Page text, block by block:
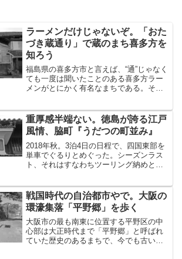
ラーメンだけじゃないぞ。「おた
づき蔵通り」で蔵のまち喜多方を
知ろう
福島県の喜多方市と言えば、“通”じゃなく
ても一度は聞いたことのある喜多方ラー
メンがとにかく有名なまちである。そし
まち喜多方」と言われるほど、蔵の多い
まちなのだ。中でも、...
重厚感半端ない。徳島が誇る江戸
風情、脇町『うだつの町並み』
2018年秋。3泊4日の日程で、四国東部を
単車でぐるりとめぐった。シーズンラス
ト、それはすなわちツーリング納めとな
のが圧倒的に楽だ。神戸港を8時に出港し
た船は、小豆島を...
戦国時代の自治都市やで。大阪の
環濠集落「平野郷」を歩く
大阪市の最も南東に位置する平野区の中
心部は大正時代まで「平野郷」と呼ばれ
ていた歴史のあるまちで、今でも古い町